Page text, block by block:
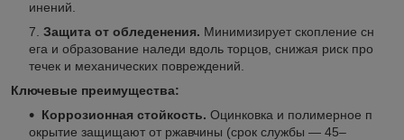
инений.
Защита от обледенения. Минимизирует скопление сн
ега и образование наледи вдоль торцов, снижая риск про
течек и механических повреждений.
Ключевые преимущества:
Коррозионная стойкость. Оцинковка и полимерное п
окрытие защищают от ржавчины (срок службы — 45–